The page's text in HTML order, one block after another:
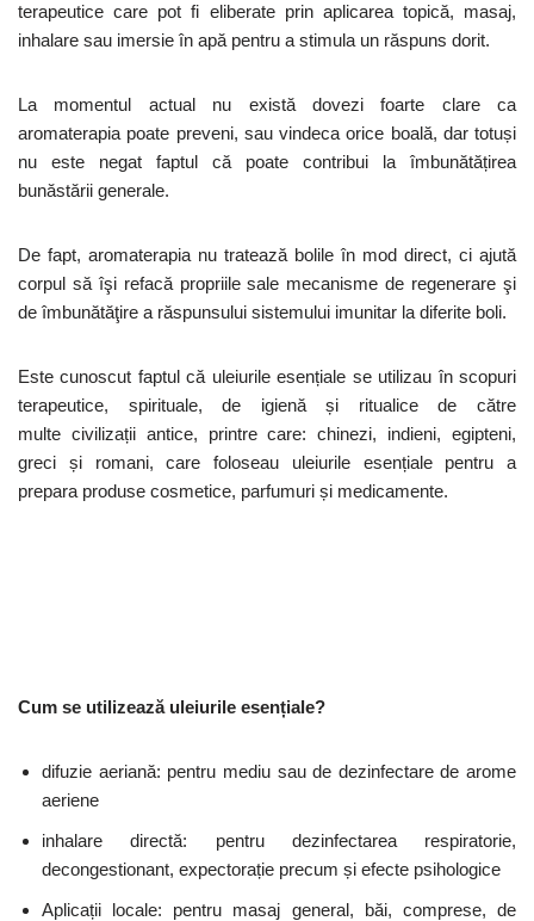
terapeutice care pot fi eliberate prin aplicarea topică, masaj,
inhalare sau imersie în apă pentru a stimula un răspuns dorit.
La momentul actual nu există dovezi foarte clare ca
aromaterapia poate preveni, sau vindeca orice boală, dar totuși
nu este negat faptul că poate contribui la îmbunătățirea
bunăstării generale.
De fapt, aromaterapia nu tratează bolile în mod direct, ci ajută
corpul să îşi refacă propriile sale mecanisme de regenerare şi
de îmbunătăţire a răspunsului sistemului imunitar la diferite boli.
Este cunoscut faptul că uleiurile esențiale se utilizau în scopuri
terapeutice, spirituale, de igienă și ritualice de către
multe civilizații antice, printre care: chinezi, indieni, egipteni,
greci și romani, care foloseau uleiurile esențiale pentru a
prepara produse cosmetice, parfumuri și medicamente.
Cum se utilizează uleiurile esențiale?
difuzie aeriană: pentru mediu sau de dezinfectare de arome
aeriene
inhalare directă: pentru dezinfectarea respiratorie,
decongestionant, expectorație precum și efecte psihologice
Aplicații locale: pentru masaj general, băi, comprese, de